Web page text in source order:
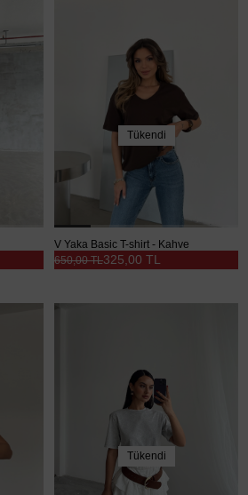
Tükendi
V Yaka Basic T-shirt - Kahve
325,00 TL
650,00 TL
Tükendi